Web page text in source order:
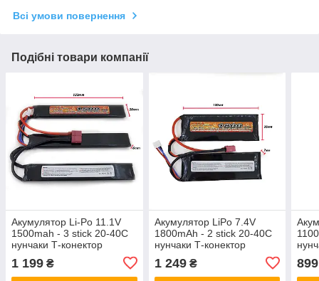
Всі умови повернення
Подібні товари компанії
Акумулятор Li-Po 11.1V
1500mah - 3 stick 20-40C
нунчаки Т-конектор
страйкболу)
1 199 ₴
Акумулятор LiPo 7.4V
1800mAh - 2 stick 20-40C
нунчаки Т-конектор
страйкболу)
1 249₴ 899